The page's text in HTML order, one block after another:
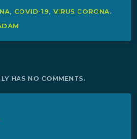
, COVID-19, VIRUS CORONA.
HAS NO COMMENTS.